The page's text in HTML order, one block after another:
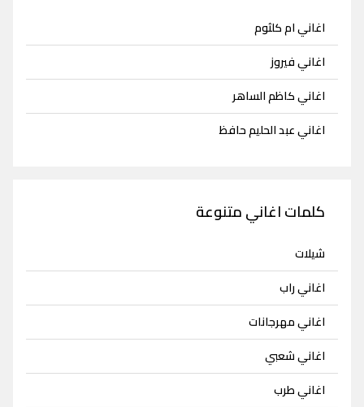
اغاني ام كلثوم
اغاني فيروز
اغاني كاظم الساهر
اغاني عبد الحليم حافظ
كلمات اغاني متنوعة
شيلات
اغاني راب
اغاني مهرجانات
اغاني شعبي
اغاني طرب